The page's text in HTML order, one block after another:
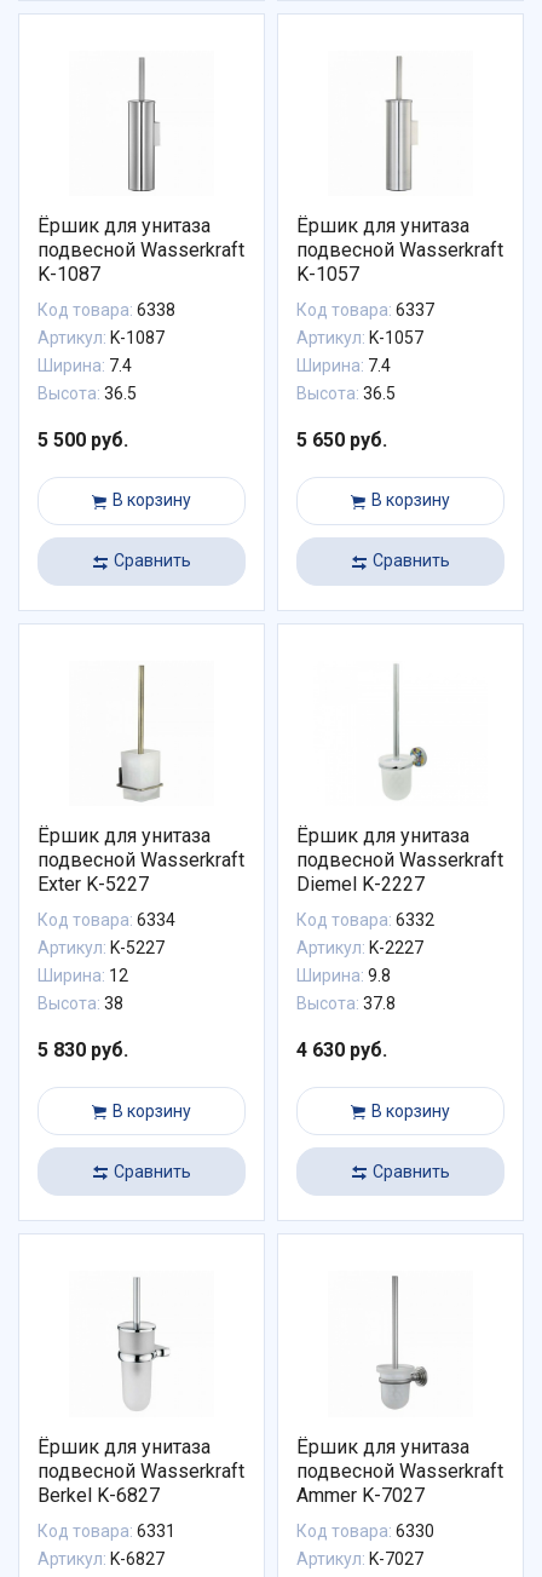
Ёршик для унитаза
подвесной Wasserkraft
K-1087
Код товара: 6338
Артикул: K-1087
Ширина: 7.4
Высота: 36.5
5 500 руб.
В корзину
Сравнить
Ёршик для унитаза
подвесной Wasserkraft
K-1057
Код товара: 6337
Артикул: K-1057
Ширина: 7.4
Высота: 36.5
5 650 руб.
В корзину
Сравнить
Ёршик для унитаза
подвесной Wasserkraft
Exter K-5227
Код товара: 6334
Артикул: K-5227
Ширина: 12
Высота: 38
5 830 руб.
В корзину
Сравнить
Ёршик для унитаза
подвесной Wasserkraft
Diemel K-2227
Код товара: 6332
Артикул: K-2227
Ширина: 9.8
Высота: 37.8
4 630 руб.
В корзину
Сравнить
Ёршик для унитаза
подвесной Wasserkraft
Berkel K-6827
Код товара: 6331
Артикул: K-6827
Ёршик для унитаза
подвесной Wasserkraft
Ammer K-7027
Код товара: 6330
Артикул: K-7027